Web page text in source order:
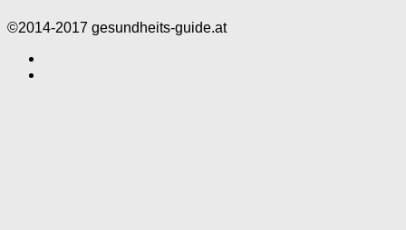
©2014-2017 gesundheits-guide.at